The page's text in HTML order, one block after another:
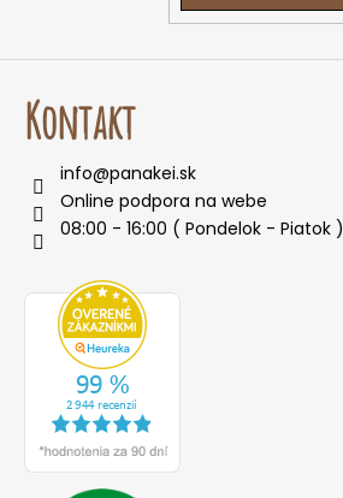
Kontakt
info@panakei.sk
Online podpora na webe
08:00 - 16:00 ( Pondelok - Piatok )